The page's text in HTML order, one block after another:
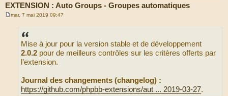
EXTENSION : Auto Groups - Groupes automatiques
mar. 7 mai 2019 09:47
Mise à jour pour la version stable et de développement
2.0.2 pour de meilleurs contrôles sur les critères offerts par
l’extension.
Journal des changements (changelog) :
https://github.com/phpbb-extensions/aut ... 2019-03-27.